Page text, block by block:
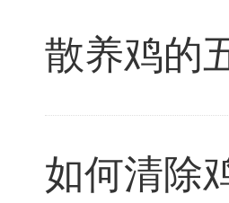
散养鸡的
如何清除